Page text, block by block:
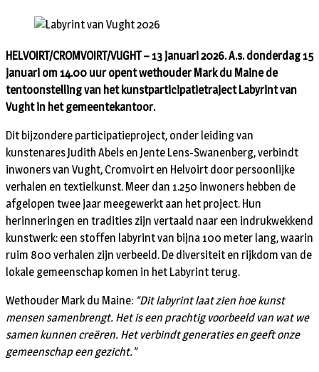
HELVOIRT/CROMVOIRT/VUGHT – 13 januari 2026. A.s. donderdag 15
januari om 14.00 uur opent wethouder Mark du Maine de
tentoonstelling van het kunstparticipatietraject Labyrint van
Vught in het gemeentekantoor.
Dit bijzondere participatieproject, onder leiding van
kunstenares Judith Abels en Jente Lens-Swanenberg, verbindt
inwoners van Vught, Cromvoirt en Helvoirt door persoonlijke
verhalen en textielkunst. Meer dan 1.250 inwoners hebben de
afgelopen twee jaar meegewerkt aan het project. Hun
herinneringen en tradities zijn vertaald naar een indrukwekkend
kunstwerk: een stoffen labyrint van bijna 100 meter lang, waarin
ruim 800 verhalen zijn verbeeld. De diversiteit en rijkdom van de
lokale gemeenschap komen in het Labyrint terug.
Wethouder Mark du Maine: “Dit labyrint laat zien hoe kunst
mensen samenbrengt. Het is een prachtig voorbeeld van wat we
samen kunnen creëren. Het verbindt generaties en geeft onze
gemeenschap een gezicht.”